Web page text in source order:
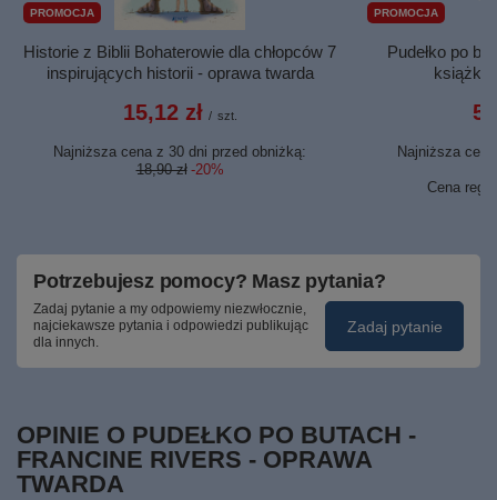
PROMOCJA
Historie z Biblii Bohaterowie dla chłopców 7
inspirujących historii - oprawa twarda
15,12 zł / szt.
Najniższa cena z 30 dni przed obniżką:
18,90 zł -20%
PROMOCJA
Pudełko po
książka
Najniższa
Cena
Potrzebujesz pomocy? Masz pytania?
Zadaj pytanie a my odpowiemy niezwłocznie,
najciekawsze pytania i odpowiedzi publikując
dla innych.
Zadaj pytanie
OPINIE O PUDEŁKO PO BUTACH -
FRANCINE RIVERS - OPRAWA
TWARDA